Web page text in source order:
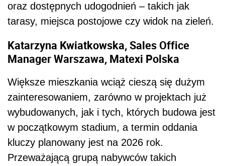
oraz dostępnych udogodnień – takich jak
tarasy, miejsca postojowe czy widok na zieleń.
Katarzyna Kwiatkowska, Sales Office
Manager Warszawa, Matexi Polska
Większe mieszkania wciąż cieszą się dużym
zainteresowaniem, zarówno w projektach już
wybudowanych, jak i tych, których budowa jest
w początkowym stadium, a termin oddania
kluczy planowany jest na 2026 rok.
Przeważającą grupą nabywców takich